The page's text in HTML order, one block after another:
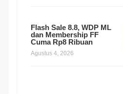
Flash Sale 8.8, WDP ML
dan Membership FF
Cuma Rp8 Ribuan
Agustus 4, 2026